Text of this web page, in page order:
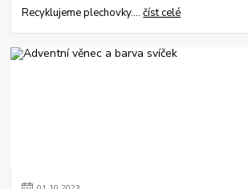
Recyklujeme plechovky....číst celé